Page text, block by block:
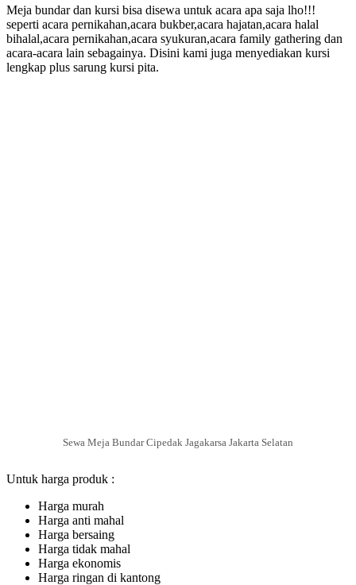
Meja bundar dan kursi bisa disewa untuk acara apa saja lho!!!
seperti acara pernikahan,acara bukber,acara hajatan,acara halal
bihalal,acara pernikahan,acara syukuran,acara family gathering dan
acara-acara lain sebagainya. Disini kami juga menyediakan kursi
lengkap plus sarung kursi pita.
Sewa Meja Bundar Cipedak Jagakarsa Jakarta Selatan
Untuk harga produk :
Harga murah
Harga anti mahal
Harga bersaing
Harga tidak mahal
Harga ekonomis
Harga ringan di kantong